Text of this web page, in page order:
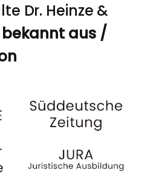
Dr. Heinze &
bekannt aus /